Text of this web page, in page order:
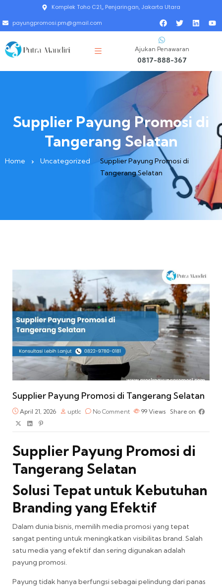
Komplek Toho C21,, Penjaringan, Jakarta Utara
payungpromosi.pm@gmail.com
Ajukan Penawaran
0817-888-367
Supplier Payung Promosi di
Tangerang Selatan
Home Uncategorized
Supplier Payung Promosi di
Tangerang Selatan
Supplier Payung Promosi di Tangerang Selatan
April 21, 2026 uptlc No Comment 99 Views Share on
Supplier Payung Promosi di
Tangerang Selatan
Solusi Tepat untuk Kebutuhan
Branding yang Efektif
Dalam dunia bisnis, memilih media promosi yang tepat
sangat penting untuk meningkatkan visibilitas brand. Salah
satu media yang efektif dan sering digunakan adalah
payung promosi.
Payung tidak hanya berfungsi sebagai pelindung dari panas